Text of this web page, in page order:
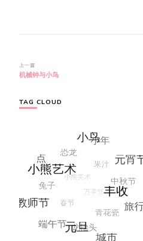
博
文
航
上一篇
机械钟与小鸟
TAG CLOUD